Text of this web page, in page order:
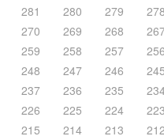
281 280 279
270 269 268
259 258 257
248 247 246
237 236 235
226 225 224
215 214 213